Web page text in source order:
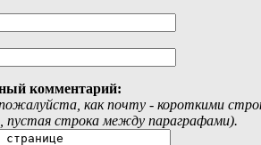
комментарий:
как почту - короткими
, пустая строка между параграфами).